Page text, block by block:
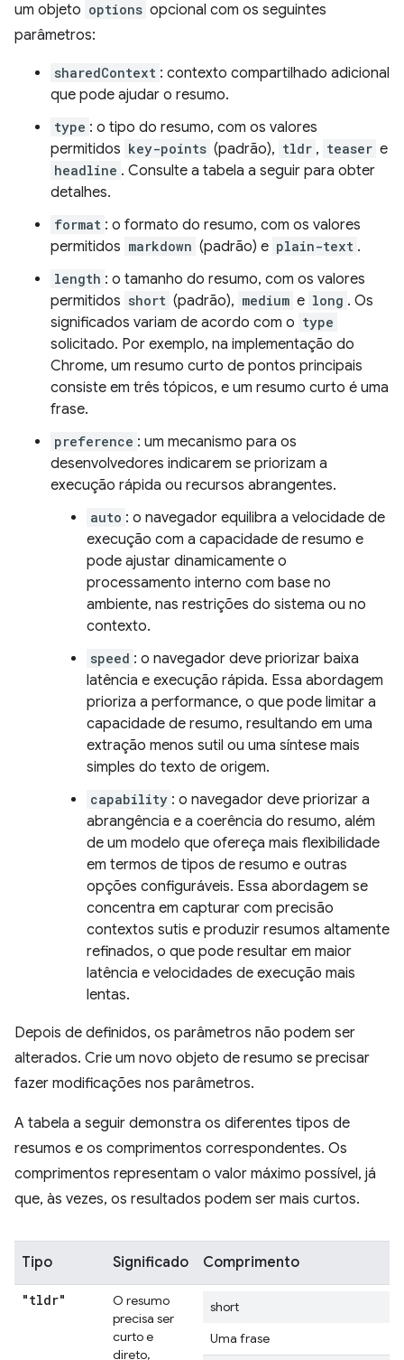
um objeto options opcional com os seguintes
parâmetros:
sharedContext : contexto compartilhado adicional
que pode ajudar o resumo.
type : o tipo do resumo, com os valores
permitidos key-points (padrão), tldr , teaser e
headline . Consulte a tabela a seguir para obter
detalhes.
format : o formato do resumo, com os valores
permitidos markdown (padrão) e plain-text .
length : o tamanho do resumo, com os valores
permitidos short (padrão), medium e long . Os
significados variam de acordo com o type
solicitado. Por exemplo, na implementação do
Chrome, um resumo curto de pontos principais
consiste em três tópicos, e um resumo curto é uma
frase.
preference : um mecanismo para os
desenvolvedores indicarem se priorizam a
execução rápida ou recursos abrangentes.
auto : o navegador equilibra a velocidade de
execução com a capacidade de resumo e
pode ajustar dinamicamente o
processamento interno com base no
ambiente, nas restrições do sistema ou no
contexto.
speed : o navegador deve priorizar baixa
latência e execução rápida. Essa abordagem
prioriza a performance, o que pode limitar a
capacidade de resumo, resultando em uma
extração menos sutil ou uma síntese mais
simples do texto de origem.
capability : o navegador deve priorizar a
abrangência e a coerência do resumo, além
de um modelo que ofereça mais flexibilidade
em termos de tipos de resumo e outras
opções configuráveis. Essa abordagem se
concentra em capturar com precisão
contextos sutis e produzir resumos altamente
refinados, o que pode resultar em maior
latência e velocidades de execução mais
lentas.
Depois de definidos, os parâmetros não podem ser
alterados. Crie um novo objeto de resumo se precisar
fazer modificações nos parâmetros.
A tabela a seguir demonstra os diferentes tipos de
resumos e os comprimentos correspondentes. Os
comprimentos representam o valor máximo possível, já
que, às vezes, os resultados podem ser mais curtos.
Tipo Significado Comprimento
"tldr"
O resumo
precisa ser
curto e
direto,
short
Uma frase